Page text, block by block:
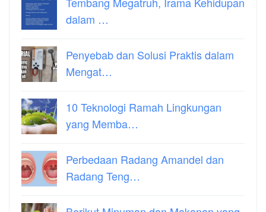
dalam …
Penyebab dan Solusi Praktis dalam
Mengat…
10 Teknologi Ramah Lingkungan
yang Memba…
Perbedaan Radang Amandel dan
Radang Teng…